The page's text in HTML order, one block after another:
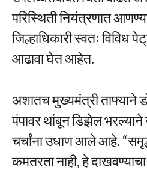
परिस्थिती नियंत्रणात
जिल्हाधिकारी स्वतः विविध
आढावा घेत आहेत.
अशातच मुख्यमंत्री ताफ्याने
पंपावर थांबून डिझेल भरल्याने
चर्चांना उधाण आले आहे.
कमतरता नाही, हे